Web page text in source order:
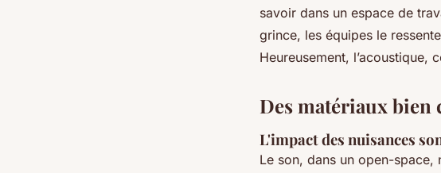
savoir dans un espace de
grince, les équipes le
Heureusement, l’acoustique,
Des matériaux
L'impact des nuisances
Le son, dans un open-